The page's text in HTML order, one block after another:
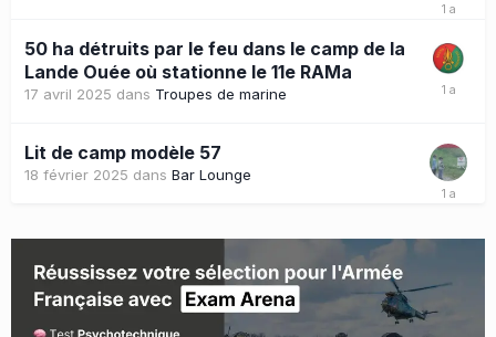
50 ha détruits par le feu dans le camp de la
Lande Ouée où stationne le 11e RAMa
17 avril 2025 dans Troupes de marine
Lit de camp modèle 57
18 février 2025 dans Bar Lounge